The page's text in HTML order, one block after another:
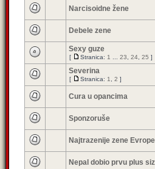
Narcisoidne žene
Debele zene
Sexy guze
[ Stranica: 1 23 24 25 ]
Severina
[ Stranica: 1 2 ]
Cura u opancima
Sponzoruše
Najtrazenije zene Evrope
Nepal dobio prvu plus